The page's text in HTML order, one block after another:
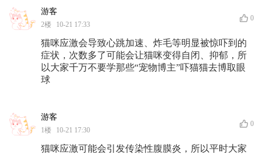
游客
2楼 10-21 17:33
0
猫咪应激会导致心跳加速、炸毛等明显被惊吓到的
症状，次数多了可能会让猫咪变得自闭、抑郁，所
以大家千万不要学那些“宠物博主”吓猫猫去博取眼
球
游客
1楼 10-21 17:30
0
猫咪应激可能会引发传染性腹膜炎，所以平时大家